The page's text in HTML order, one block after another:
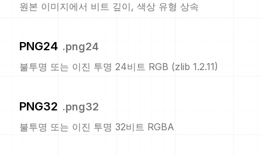
원본 이미지에서 비트 깊이, 색상 유형 상속
PNG24 .png24
불투명 또는 이진 투명 24비트 RGB (zlib 1.2.11)
PNG32 .png32
불투명 또는 이진 투명 32비트 RGBA